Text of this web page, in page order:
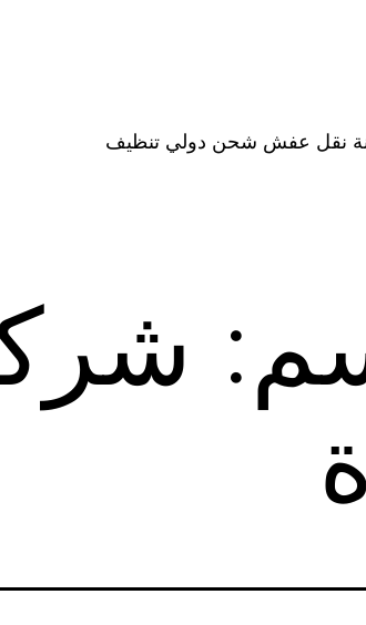
نقل عفش شحن دولي تنظيف